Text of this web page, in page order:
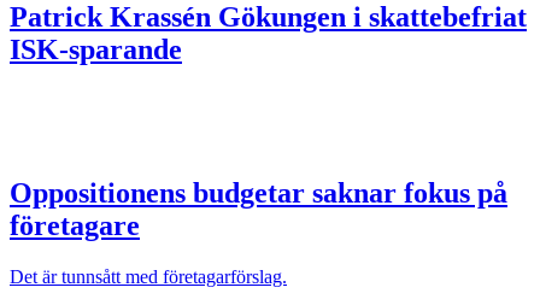
Patrick Krassén Gökungen i skattebefriat
ISK-sparande
Oppositionens budgetar saknar fokus på
företagare
Det är tunnsått med företagarförslag.